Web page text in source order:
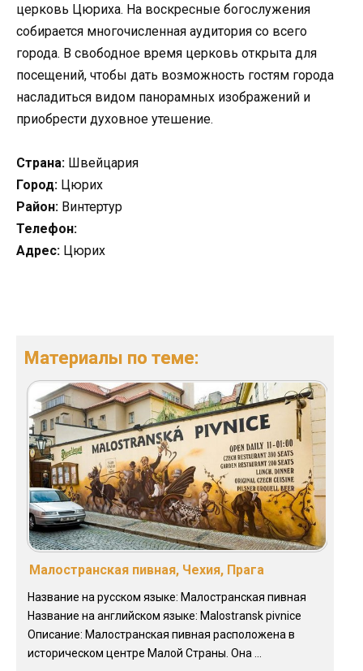
церковь Цюриха. На воскресные богослужения
собирается многочисленная аудитория со всего
города. В свободное время церковь открыта для
посещений, чтобы дать возможность гостям города
насладиться видом панорамных изображений и
приобрести духовное утешение.
Страна: Швейцария
Город: Цюрих
Район: Винтертур
Телефон:
Адрес: Цюрих
Материалы по теме:
Малостранская пивная, Чехия, Прага
Название на русском языке: Малостранская пивная
Название на английском языке: Malostransk pivnice
Описание: Малостранская пивная расположена в
историческом центре Малой Страны. Она ...